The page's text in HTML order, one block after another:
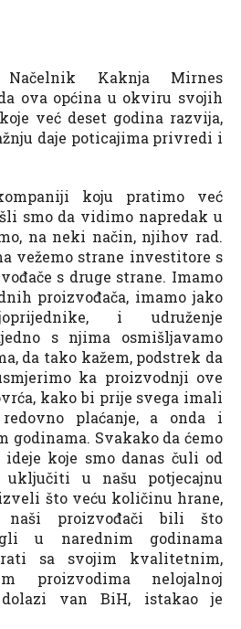
Načelnik Kaknja Mirnes
ova općina u okviru svojih
već deset godina razvija,
daje poticajima privredi i
koju pratimo već
smo da vidimo napredak u
na neki način, njihov rad.
vežemo strane investitore s
s druge strane. Imamo
proizvođača, imamo jako
i udruženje
s njima osmišljavamo
da tako kažem, podstrek da
ka proizvodnji ove
kako bi prije svega imali
plaćanje, a onda i
godinama. Svakako da ćemo
koje smo danas čuli od
u našu potjecajnu
što veću količinu hrane,
naši proizvođači bili što
u narednim godinama
sa svojim kvalitetnim,
proizvodima nelojalnoj
van BiH, istakao je